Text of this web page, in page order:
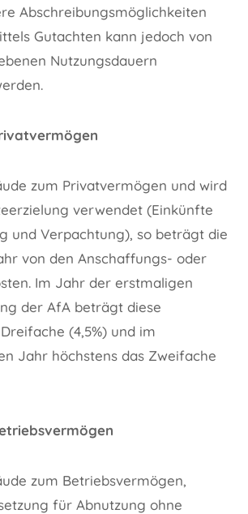
Abschreibungsmöglichkeiten
Gutachten kann jedoch von
Nutzungsdauern
zum Privatvermögen und wird
verwendet (Einkünfte
und Verpachtung), so beträgt die
von den Anschaffungs- oder
Im Jahr der erstmaligen
der AfA beträgt diese
(4,5%) und im
Jahr höchstens das Zweifache
zum Betriebsvermögen,
für Abnutzung ohne